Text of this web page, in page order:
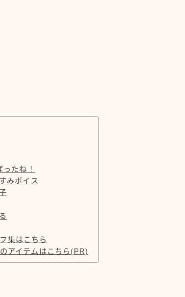
たね！
みボイス
集はこちら
アイテムはこちら(PR)